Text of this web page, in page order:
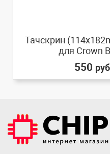
Тачскрин
для Crown
550 руб